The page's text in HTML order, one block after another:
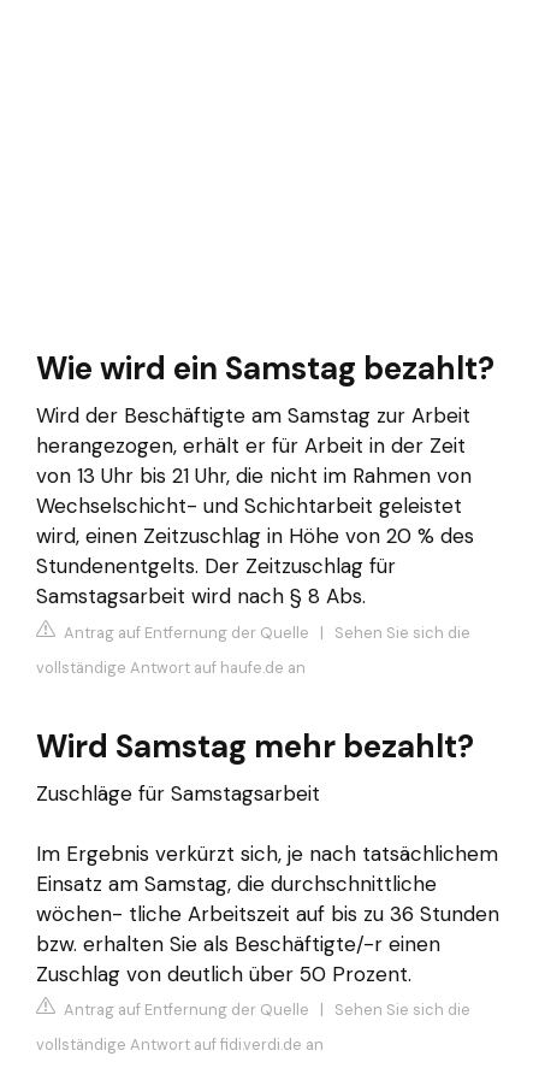
Wie wird ein Samstag bezahlt?
Wird der Beschäftigte am Samstag zur Arbeit
herangezogen, erhält er für Arbeit in der Zeit
von 13 Uhr bis 21 Uhr, die nicht im Rahmen von
Wechselschicht- und Schichtarbeit geleistet
wird, einen Zeitzuschlag in Höhe von 20 % des
Stundenentgelts. Der Zeitzuschlag für
Samstagsarbeit wird nach § 8 Abs.
Antrag auf Entfernung der Quelle | Sehen Sie sich die
vollständige Antwort auf haufe.de an
Wird Samstag mehr bezahlt?
Zuschläge für Samstagsarbeit
Im Ergebnis verkürzt sich, je nach tatsächlichem
Einsatz am Samstag, die durchschnittliche
wöchen- tliche Arbeitszeit auf bis zu 36 Stunden
bzw. erhalten Sie als Beschäftigte/-r einen
Zuschlag von deutlich über 50 Prozent.
Antrag auf Entfernung der Quelle | Sehen Sie sich die
vollständige Antwort auf fidi.verdi.de an